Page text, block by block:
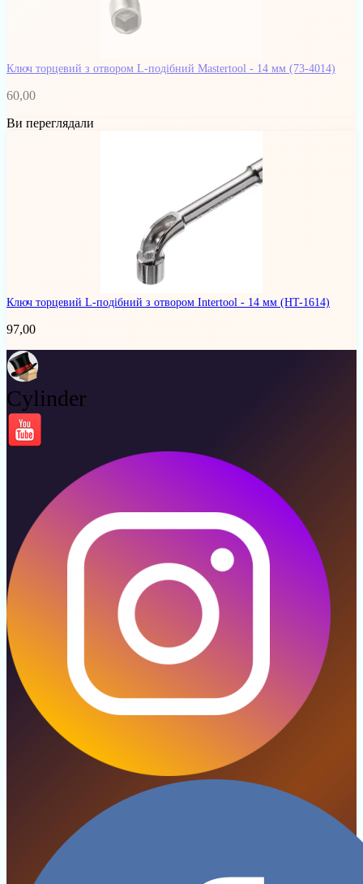
Ключ торцевий з отвором L-подібний Mastertool - 14 мм (73-4014)
60,00
Ви переглядали
Ключ торцевий L-подібний з отвором Intertool - 14 мм (HT-1614)
97,00
Cylinder